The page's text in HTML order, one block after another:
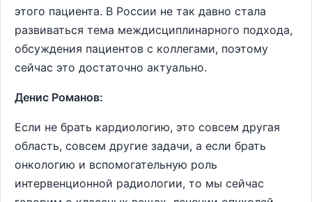
этого пациента. В России не так давно стала
развиваться тема междисциплинарного подхода,
обсуждения пациентов с коллегами, поэтому
сейчас это достаточно актуально.
Денис Романов:
Если не брать кардиологию, это совсем другая
область, совсем другие задачи, а если брать
онкологию и вспомогательную роль
интервенционной радиологии, то мы сейчас